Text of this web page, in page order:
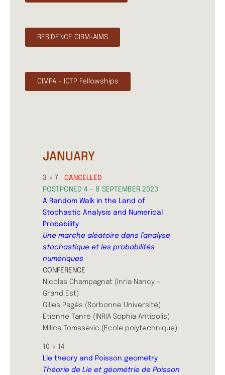
RESIDENCE CIRM-AIMS
CIMPA - ICTP Fellowships
JANUARY
3 > 7 CANCELLED
POSTPONED 4 – 8 SEPTEMBER 2023
A Random Walk in the Land of
Stochastic Analysis and Numerical
Probability
Une marche aléatoire dans l’analyse
stochastique et les probabilités
numériques
CONFERENCE
Nicolas Champagnat (Inria Nancy –
Grand Est)
Gilles Pagès (Sorbonne Université)
Etienne Tanré (INRIA Sophia Antipolis)
Milica Tomasevic (Ecole polytechnique)
10 > 14
Lie theory and Poisson geometry
Théorie de Lie et géométrie de Poisson